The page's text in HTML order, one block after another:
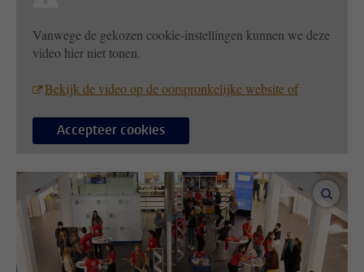
Vanwege de gekozen cookie-instellingen kunnen we deze
video hier niet tonen.
Bekijk de video op de oorspronkelijke website of
Accepteer cookies